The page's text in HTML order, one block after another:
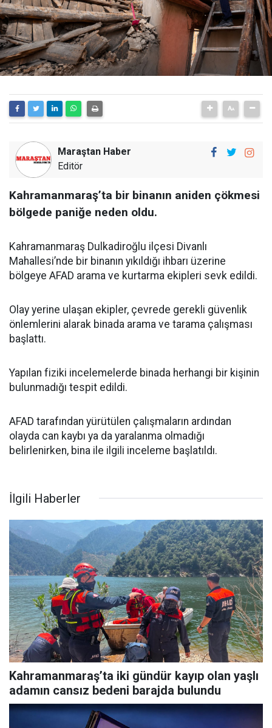
Maraştan Haber
Editör
Kahramanmaraş’ta bir binanın aniden çökmesi
bölgede paniğe neden oldu.
Kahramanmaraş Dulkadiroğlu ilçesi Divanlı
Mahallesi’nde bir binanın yıkıldığı ihbarı üzerine
bölgeye AFAD arama ve kurtarma ekipleri sevk edildi.
Olay yerine ulaşan ekipler, çevrede gerekli güvenlik
önlemlerini alarak binada arama ve tarama çalışması
başlattı.
Yapılan fiziki incelemelerde binada herhangi bir kişinin
bulunmadığı tespit edildi.
AFAD tarafından yürütülen çalışmaların ardından
olayda can kaybı ya da yaralanma olmadığı
belirlenirken, bina ile ilgili inceleme başlatıldı.
İlgili Haberler
Kahramanmaraş’ta iki gündür kayıp olan yaşlı
adamın cansız bedeni barajda bulundu